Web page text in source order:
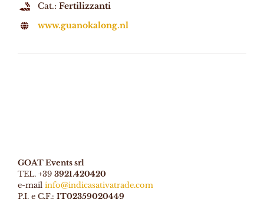
Cat.: Fertilizzanti
www.guanokalong.nl
GOAT Events srl
TEL. +39 3921.420420
e-mail info@indicasativatrade.com
P.I. e C.F.: IT02359020449